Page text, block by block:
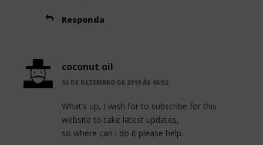
Responda
coconut oil
16 DE DEZEMBRO DE 2019 ÀS 06:52
What’s up, I wish for to subscribe for this
website to take latest updates,
so where can i do it please help.